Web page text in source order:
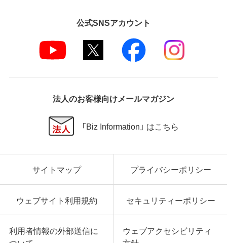
公式SNSアカウント
法人のお客様向けメールマガジン
「Biz Information」 はこちら
サイトマップ プライバシーポリシー
ウェブサイト利用規約 セキュリティーポリシー
利用者情報の外部送信に
ウェブアクセシビリティ